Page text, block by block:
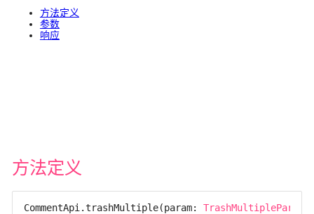
方法定义
参数
响应
方法定义
CommentApi.trashMultiple(param: TrashMultipleParams